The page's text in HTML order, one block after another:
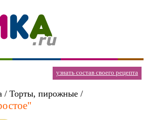
узнать состав своего рецепта
/ Торты, пирожные /